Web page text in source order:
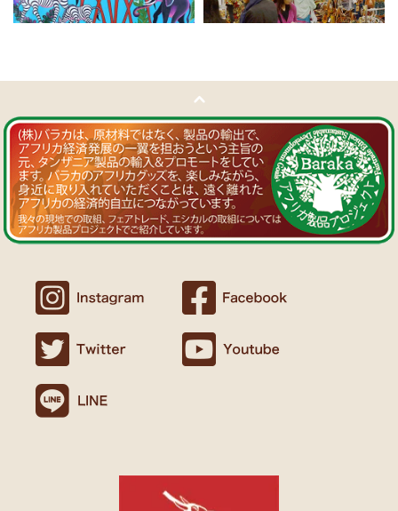
11/4：ティンガティンガ・アート～マサイの作品新入荷！
ューナッツ＜素焼き＞ 賞味期限切れ大特価！～期間限定 在庫限り
11/1：【MOTTAINAI】～もったいないセール～タンザニア産カシ
ューナッツ＜うす塩＞ 賞味期限切れ大特価！
～期間限定 在庫限り
11/1：アフリカ・ガラスビーズ ジュエリー 新入荷！トレーディン
グビーズ～現地職人の特別注文による一点もの～
コーナー新入荷！～人気作家の作品限定入荷～
10/27：ティンガティンガ・アート～Sサイズの作品 新入荷！作家
名ごとに2つのカテゴリーでご紹介します
→ 作家名 A―L
→ 作家名 M―Z
10/24：
サリーコーナー新入荷！～天然素材 環境配慮したエシカル製品～
荷！～アフリカの色×こさえたん～
以前にもカンガを購入したのですが、気に入って毎日のように着てい
カンガスタイル、アフリカンファッションを広める活動中！
Ｍさまより カンガへのご感想
バラカのショップは、カンガも端処理してあってすぐ着れるし、カフ
タンも、このワンピースも、脇が大きく開いているので、素肌寝（家
でも外でも）にとてもイイと思う。
アフリカンピアス３７ カウボーンマーブルが届きました。
しっかりした作りでイメージ通りの品でした。
似たテイストのネックレスを持っていて、合わせるピアスを探してい
連絡や包装などもよかったです。
Ｏさまより キテンゲへのご感想
無事、商品受け取りました。ありがとうございますっ。
また、バラカさんのイベントにもお邪魔できたらと思います。